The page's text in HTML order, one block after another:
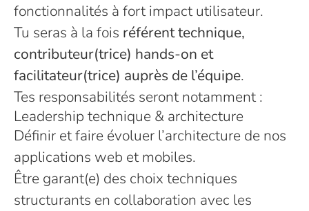
fonctionnalités à fort impact utilisateur.
Tu seras à la fois référent technique,
contributeur(trice) hands-on et
facilitateur(trice) auprès de l’équipe.
Tes responsabilités seront notamment :
Leadership technique & architecture
Définir et faire évoluer l’architecture de nos
applications web et mobiles.
Être garant(e) des choix techniques
structurants en collaboration avec les